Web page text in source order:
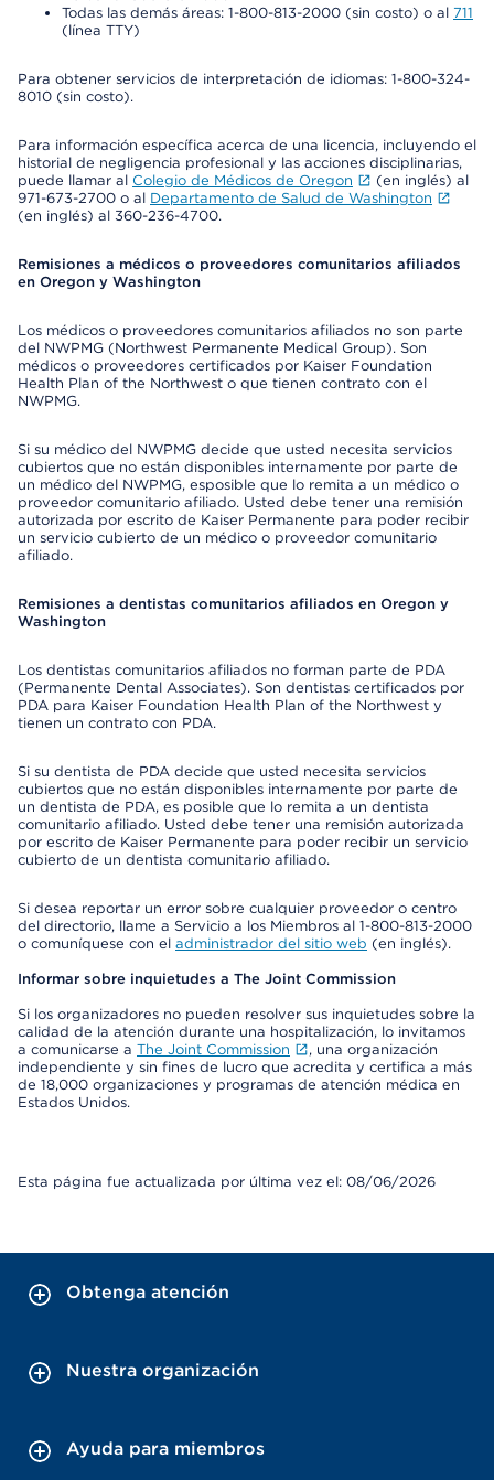
Todas las demás áreas: 1-800-813-2000 (sin costo) o al 711
(línea TTY)
Para obtener servicios de interpretación de idiomas: 1-800-324-
8010 (sin costo).
Para información específica acerca de una licencia, incluyendo el
historial de negligencia profesional y las acciones disciplinarias,
puede llamar al Colegio de Médicos de Oregon
(en inglés) al
971-673-2700 o al Departamento de Salud de Washington
(en inglés) al 360-236-4700.
Remisiones a médicos o proveedores comunitarios afiliados
en Oregon y Washington
Los médicos o proveedores comunitarios afiliados no son parte
del NWPMG (Northwest Permanente Medical Group). Son
médicos o proveedores certificados por Kaiser Foundation
Health Plan of the Northwest o que tienen contrato con el
NWPMG.
Si su médico del NWPMG decide que usted necesita servicios
cubiertos que no están disponibles internamente por parte de
un médico del NWPMG, esposible que lo remita a un médico o
proveedor comunitario afiliado. Usted debe tener una remisión
autorizada por escrito de Kaiser Permanente para poder recibir
un servicio cubierto de un médico o proveedor comunitario
afiliado.
Remisiones a dentistas comunitarios afiliados en Oregon y
Washington
Los dentistas comunitarios afiliados no forman parte de PDA
(Permanente Dental Associates). Son dentistas certificados por
PDA para Kaiser Foundation Health Plan of the Northwest y
tienen un contrato con PDA.
Si su dentista de PDA decide que usted necesita servicios
cubiertos que no están disponibles internamente por parte de
un dentista de PDA, es posible que lo remita a un dentista
comunitario afiliado. Usted debe tener una remisión autorizada
por escrito de Kaiser Permanente para poder recibir un servicio
cubierto de un dentista comunitario afiliado.
Si desea reportar un error sobre cualquier proveedor o centro
del directorio, llame a Servicio a los Miembros al 1-800-813-2000
o comuníquese con el administrador del sitio web (en inglés).
Informar sobre inquietudes a The Joint Commission
Si los organizadores no pueden resolver sus inquietudes sobre la
calidad de la atención durante una hospitalización, lo invitamos
a comunicarse a The Joint Commission
, una organización
independiente y sin fines de lucro que acredita y certifica a más
de 18,000 organizaciones y programas de atención médica en
Estados Unidos.
Esta página fue actualizada por última vez el: 08/06/2026
Obtenga atención
Nuestra organización
Ayuda para miembros